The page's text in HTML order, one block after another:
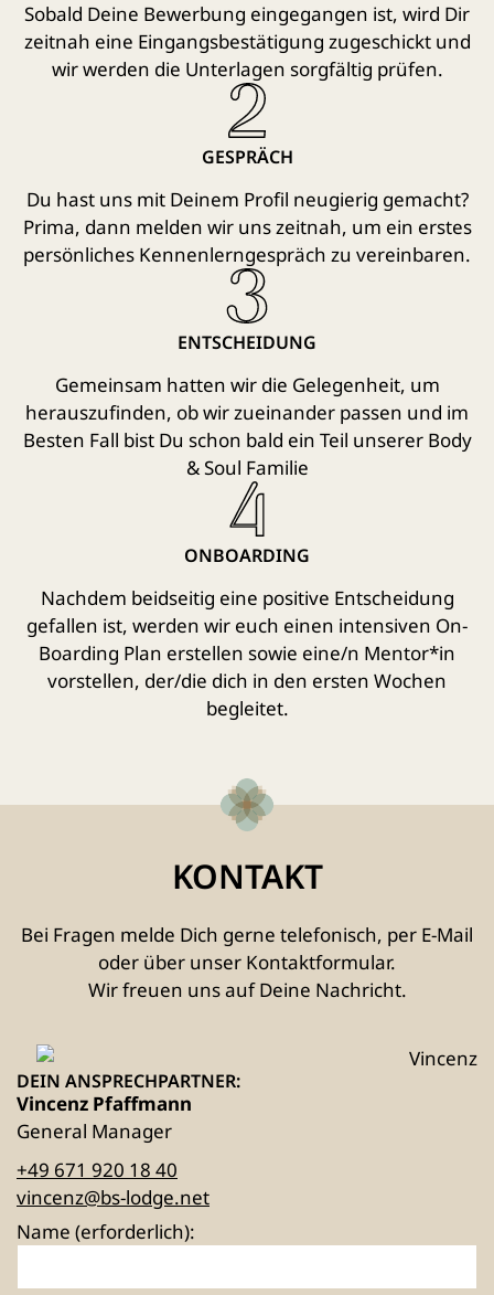
Sobald Deine Bewerbung eingegangen ist, wird Dir
zeitnah eine Eingangsbestätigung zugeschickt und
wir werden die Unterlagen sorgfältig prüfen.
GESPRÄCH
Du hast uns mit Deinem Profil neugierig gemacht?
Prima, dann melden wir uns zeitnah, um ein erstes
persönliches Kennenlerngespräch zu vereinbaren.
ENTSCHEIDUNG
Gemeinsam hatten wir die Gelegenheit, um
herauszufinden, ob wir zueinander passen und im
Besten Fall bist Du schon bald ein Teil unserer Body
& Soul Familie
ONBOARDING
Nachdem beidseitig eine positive Entscheidung
gefallen ist, werden wir euch einen intensiven On-
Boarding Plan erstellen sowie eine/n Mentor*in
vorstellen, der/die dich in den ersten Wochen
begleitet.
KONTAKT
Bei Fragen melde Dich gerne telefonisch, per E-Mail
oder über unser Kontaktformular.
Wir freuen uns auf Deine Nachricht.
DEIN ANSPRECHPARTNER:
Vincenz Pfaffmann
General Manager
+49 671 920 18 40
vincenz@bs-lodge.net
Name (erforderlich):